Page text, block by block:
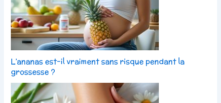
L’ananas est-il vraiment sans risque pendant la
grossesse ?